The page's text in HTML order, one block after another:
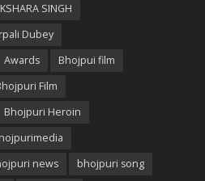
SINGH
Dubey
Awards
Bhojpui film
Film
Bhojpuri Heroin
news
bhojpuri song